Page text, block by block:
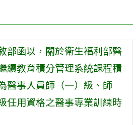
部函以，關於衛生福利部醫
續教育積分管理系統課程積
醫事人員師（一）級、師
任用資格之醫事專業訓練時